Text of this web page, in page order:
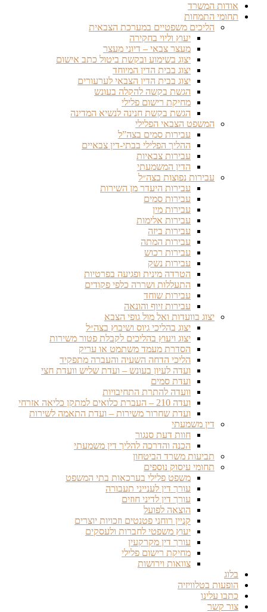
אודות המשרד
תחומי התמחות
הליכים משפטיים במערכת הצבאית
יעוץ וליוי בחקירה
מעצר צבאי – דיוני מעצר
יצוג בשימוע ובקשת ביטול כתב אישום
יצוג בבית הדין המיוחד
יצוג בבית הדין הצבאי לערעורים
הגשת בקשה להקלה בעונש
מחיקת רישום פלילי
הגשת בקשת חנינה לנשיא המדינה
המשפט הצבאי הפלילי
עבירות סמים בצה”ל
ההליך הפלילי בבתי-דין צבאיים
עבירות צבאיות
הדין המשמעתי
עבירות נפוצות בצה״ל
עבירות היעדר מן השירות
עבירות סמים
עבירות מין
עבירות אלימות
עבירות ביזה
עבירות המתה
עבירות רכוש
עבירות נשק
הטרדה מינית ופגיעה בפרטיות
התעללות ושררה כלפי פקודים
עבירות שוחד
עבירות זיוף והונאה
יצוג בוועדות ואל מול גופי הצבא
יצוג בהליכי גיוס ושיבוץ בצה״ל
יצוג ויעוץ בהליכים לקבלת פטור משירות
הסדרת מעמד משתמט או עריק
הליכי הדחה השעיה והעברה מתפקיד
ועדה לעיון בעונש – ועדת שליש וועדת חצי
ועדת סמים
וועדה להתרת התחיבויות
ועדה 210 – העברת כלואים למתקן כליאה אזרחי
ועדת שחרור משירות – ועדת התאמה לשירות
דין משמעתי
חוות דעת סנגור
הכנה והדרכה להליך דין משמעתי
תביעות משרד הביטחון
תחומי עיסוק נוספים
משפט פלילי בערכאות בתי המשפט
עורך דין לענייני תעבורה
עורך דין לדיני חוזים
הוצאה לפועל
קניין רוחני פטנטים וזכויות יוצרים
יעוץ משפטי לחברות ולעסקים
עורך דין מקרקעין
מחיקת רישום פלילי
צוואות וירושות
בלוג
הופעות בטלוויזיה
כתבו עלינו
צור קשר